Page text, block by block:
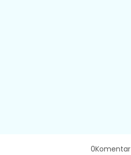
0Komentar